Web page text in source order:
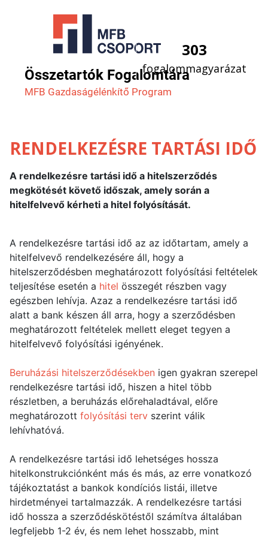
Összetartók Fogalomtára
MFB Gazdaság­élénkítő Program
303
fogalommagyarázat
RENDELKEZÉSRE TARTÁSI IDŐ
A rendelkezésre tartási idő a hitelszerződés
megkötését követő időszak, amely során a
hitelfelvevő kérheti a hitel folyósítását.
A rendelkezésre tartási idő az az időtartam, amely a
hitelfelvevő rendelkezésére áll, hogy a
hitelszerződésben meghatározott folyósítási feltételek
teljesítése esetén a hitel összegét részben vagy
egészben lehívja. Azaz a rendelkezésre tartási idő
alatt a bank készen áll arra, hogy a szerződésben
meghatározott feltételek mellett eleget tegyen a
hitelfelvevő folyósítási igényének.
Beruházási hitelszerződésekben igen gyakran szerepel
rendelkezésre tartási idő, hiszen a hitel több
részletben, a beruházás előrehaladtával, előre
meghatározott folyósítási terv szerint válik
lehívhatóvá.
A rendelkezésre tartási idő lehetséges hossza
hitelkonstrukciónként más és más, az erre vonatkozó
tájékoztatást a bankok kondíciós listái, illetve
hirdetményei tartalmazzák. A rendelkezésre tartási
idő hossza a szerződéskötéstől számítva általában
legfeljebb 1-2 év, és nem lehet hosszabb, mint